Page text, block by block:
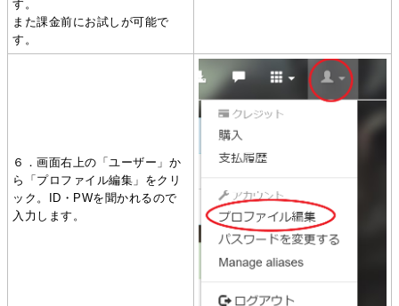
す。
また課金前にお試しが可能で
す。
６．画面右上の「ユーザー」か
ら「プロファイル編集」をクリ
ック。ID・PWを聞かれるので
入力します。